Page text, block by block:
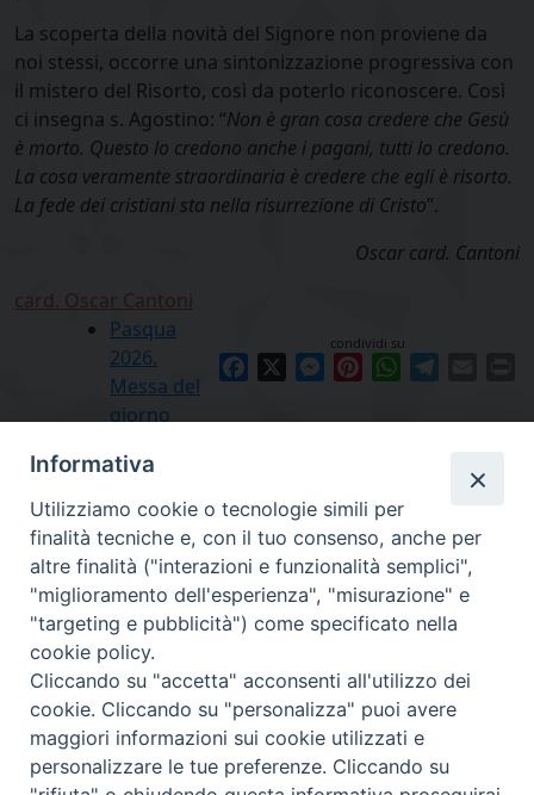
La scoperta della novità del Signore non proviene da
noi stessi, occorre una sintonizzazione progressiva con
il mistero del Risorto, così da poterlo riconoscere. Così
ci insegna s. Agostino: “Non è gran cosa credere che Gesù
è morto. Questo lo credono anche i pagani, tutti lo credono.
La cosa veramente straordinaria è credere che egli è risorto.
La fede dei cristiani sta nella risurrezione di Cristo”.
Oscar card. Cantoni
card. Oscar Cantoni
condividi su
Facebook Messenger
PinterestWhatsApp
Pasqua
2026.
Messa del
giorno
Diocesi
di Como
Informativa
Utilizziamo cookie o tecnologie simili per
finalità tecniche e, con il tuo consenso, anche per
altre finalità ("interazioni e funzionalità semplici",
"miglioramento dell'esperienza", "misurazione" e
"targeting e pubblicità") come specificato nella
cookie policy.
Cliccando su "accetta" acconsenti all'utilizzo dei
cookie. Cliccando su "personalizza" puoi avere
maggiori informazioni sui cookie utilizzati e
personalizzare le tue preferenze. Cliccando su